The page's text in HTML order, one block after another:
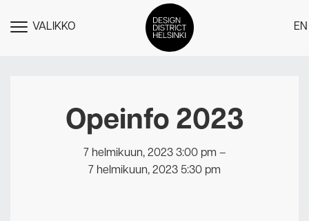
NÄYTÄVALIKKO EN
Jäsenet
Tapahtumat
Uutiset
Opeinfo 2023
7 helmikuun, 2023 3:00 pm –
7 helmikuun, 2023 5:30 pm